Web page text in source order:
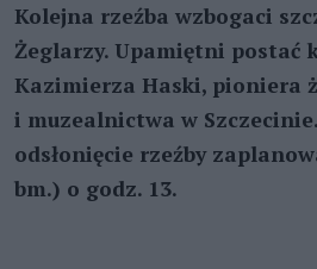
Kolejna rzeźba wzbogaci
Żeglarzy. Upamiętni postać
Kazimierza Haski, pioniera
i muzealnictwa w
odsłonięcie rzeźby
bm.) o godz. 13.